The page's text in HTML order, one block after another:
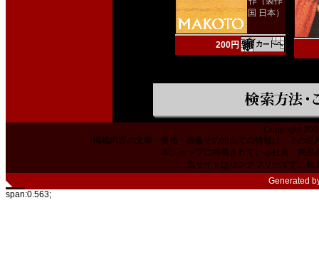
国 日本）
200円
Copyright
掲載内容の文章・価格・画像その他全ての情報は、その
本ショップに掲載されている社名、商
当サイトはリンクフリーです。相
Generated
span:0.563;